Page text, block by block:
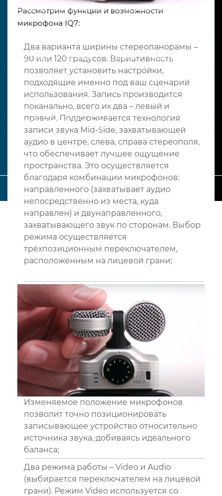
Рассмотрим функции и возможности
микрофона IQ7:
Два варианта ширины стереопанорамы –
90 или 120 градусов. Вариативность
позволяет установить настройки,
подходящие именно под ваш сценарий
использования. Запись производится
поканально, всего их два – левый и
правый. Поддерживается технология
записи звука Mid-Side, захватывающей
аудио в центре, слева, справа стереополя,
что обеспечивает лучшее ощущение
пространства. Это осуществляется
благодаря комбинации микрофонов:
направленного (захватывает аудио
непосредственно из места, куда
направлен) и двунаправленного,
захватывающего звук по сторонам. Выбор
режима осуществляется
трёхпозиционным переключателем,
расположенным на лицевой грани;
Изменяемое положение микрофонов
позволит точно позиционировать
записывающее устройство относительно
источника звука, добиваясь идеального
баланса;
Два режима работы – Video и Audio
(выбирается переключателем на лицевой
грани). Режим Video используется со
Asiasound© 2020-2026 – Все права защищены
Доставка Оплата Отзывы Контакты
+7 707 916 9050
Нужна помощь?
_